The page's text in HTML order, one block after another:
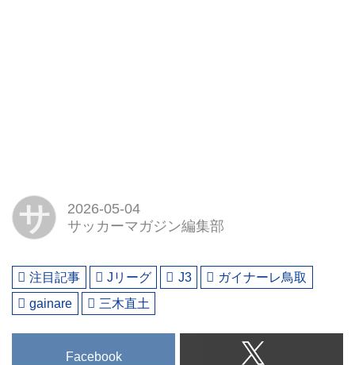
サ
2026-05-04
サッカーマガジン編集部
注目記事 Jリーグ J3
ガイナーレ鳥取
gainare
三木直土
Facebook